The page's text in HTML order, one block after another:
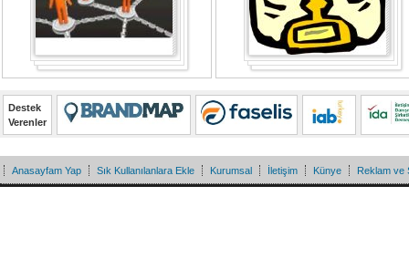
Destek
Verenler
Anasayfam Yap Sık Kullanılanlara Ekle Kurumsal İletişim Künye Reklam ve